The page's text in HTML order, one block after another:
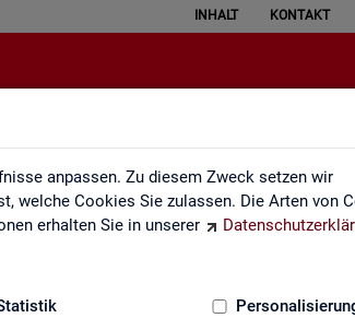
anpassen. Zu diesem Zweck setzen wir
welche Cookies Sie zulassen. Die Arten von
erhalten Sie in unserer
INHALT KONTAKT
Bundesagentur für